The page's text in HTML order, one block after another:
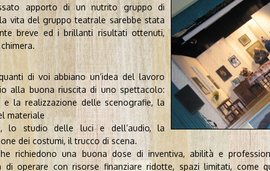
apporto di un nutrito gruppo di
vita del gruppo teatrale sarebbe stata
breve ed i brillanti risultati ottenuti,
di voi abbiano un’idea del lavoro
alla buona riuscita di uno spettacolo:
la realizzazione delle scenografie, la
materiale
lo studio delle luci e dell’audio, la
dei costumi, il trucco di scena.
richiedono una buona dose di inventiva, abilità e
di operare con risorse finanziare ridotte, spazi limitati, come